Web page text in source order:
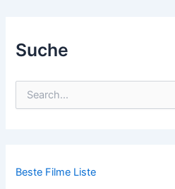
Suche
n
Beste Filme Liste